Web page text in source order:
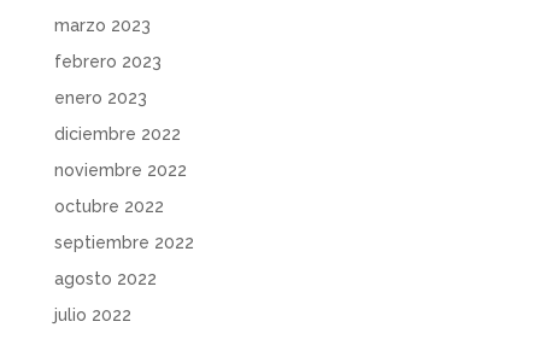
marzo 2023
febrero 2023
enero 2023
diciembre 2022
noviembre 2022
octubre 2022
septiembre 2022
agosto 2022
julio 2022